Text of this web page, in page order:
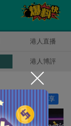
港人直播
港人博評
分享